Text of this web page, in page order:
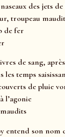
des jets
troupeau
de fer
de sang,
les temps
de pluie
l’agonie
entend son nom